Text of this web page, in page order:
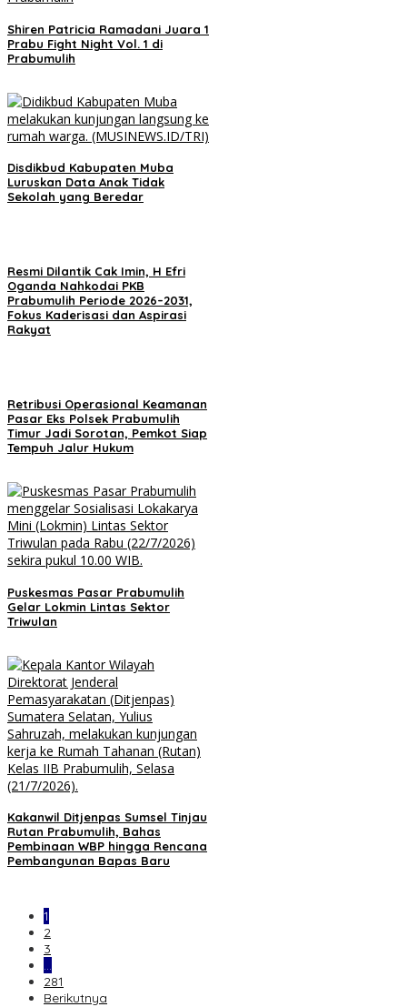
Shiren Patricia Ramadani Juara 1
Prabu Fight Night Vol. 1 di
Prabumulih
Disdikbud Kabupaten Muba
Luruskan Data Anak Tidak
Sekolah yang Beredar
Resmi Dilantik Cak Imin, H Efri
Oganda Nahkodai PKB
Prabumulih Periode 2026–2031,
Fokus Kaderisasi dan Aspirasi
Rakyat
Retribusi Operasional Keamanan
Pasar Eks Polsek Prabumulih
Timur Jadi Sorotan, Pemkot Siap
Tempuh Jalur Hukum
Puskesmas Pasar Prabumulih
Gelar Lokmin Lintas Sektor
Triwulan
Kakanwil Ditjenpas Sumsel Tinjau
Rutan Prabumulih, Bahas
Pembinaan WBP hingga Rencana
Pembangunan Bapas Baru
1
2
3
…
281
Berikutnya